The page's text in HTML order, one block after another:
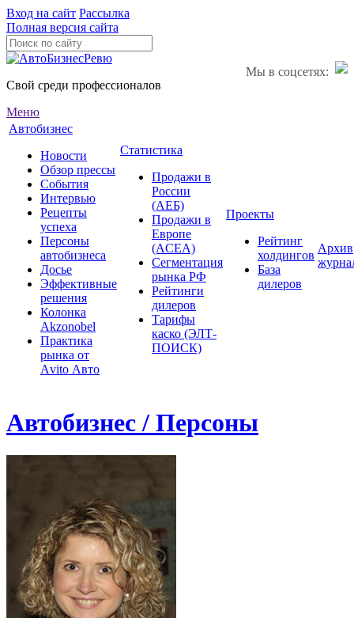
Вход на сайт Рассылка
Полная версия сайта
Мы в соцсетях:
Свой среди профессионалов
Меню
Автобизнес
Новости
Обзор прессы
События
Интервью
Рецепты
успеха
Персоны
автобизнеса
Досье
Эффективные
решения
Колонка
Akzonobel
Практика
рынка от
Аvito Авто
Статистика
Продажи в
России
(АЕБ)
Продажи в
Европе
(ACEA)
Сегментация
рынка РФ
Рейтинги
дилеров
Тарифы
каско (ЭЛТ-
ПОИСК)
Проекты
Рейтинг
холдингов
База
дилеров
Архив
Автобизнес / Персоны